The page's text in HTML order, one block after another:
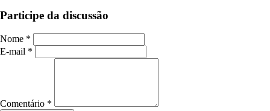
Participe da discussão
Nome *
E-mail *
Comentário *